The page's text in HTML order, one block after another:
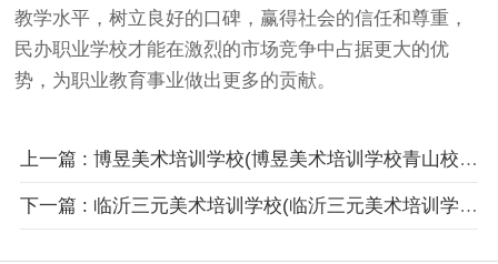
教学水平，树立良好的口碑，赢得社会的信任和尊重，
民办职业学校才能在激烈的市场竞争中占据更大的优
势，为职业教育事业做出更多的贡献。
上一篇 : 博昱美术培训学校(博昱美术培训学校青山校区)
下一篇 : 临沂三元美术培训学校(临沂三元美术培训学校怎么样)